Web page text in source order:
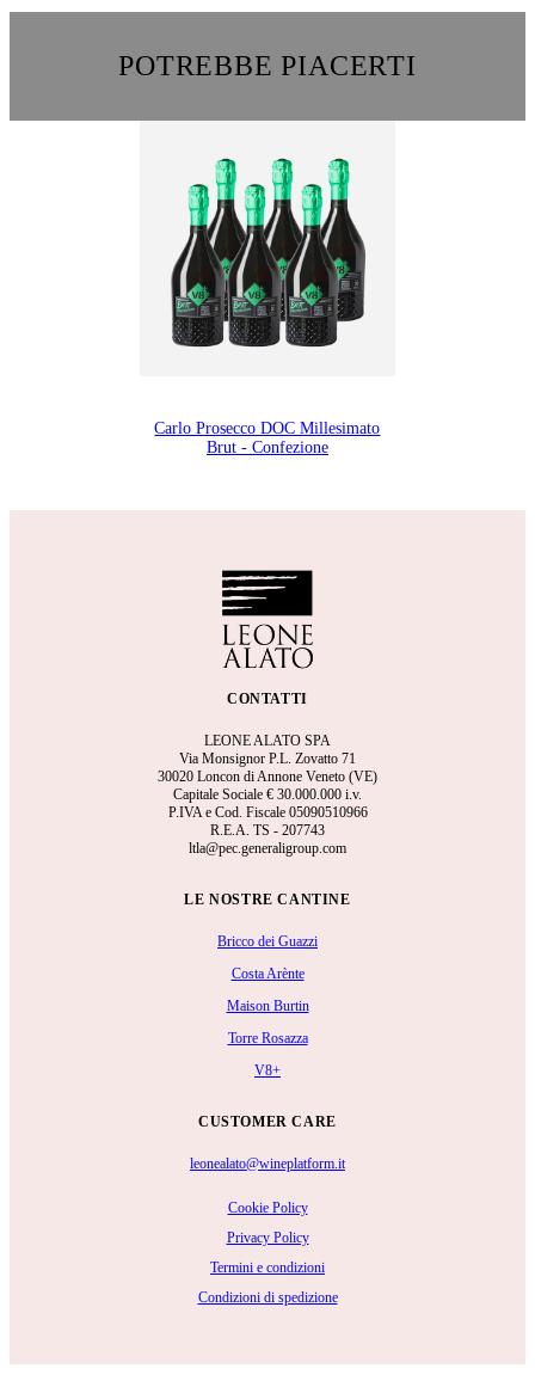
POTREBBE PIACERTI
Carlo Prosecco DOC Millesimato
Brut - Confezione
CONTATTI
LEONE ALATO SPA
Via Monsignor P.L. Zovatto 71
30020 Loncon di Annone Veneto (VE)
Capitale Sociale € 30.000.000 i.v.
P.IVA e Cod. Fiscale 05090510966
R.E.A. TS - 207743
ltla@pec.generaligroup.com
LE NOSTRE CANTINE
Bricco dei Guazzi
Costa Arènte
Maison Burtin
Torre Rosazza
V8+
CUSTOMER CARE
leonealato@wineplatform.it
Cookie Policy
Privacy Policy
Termini e condizioni
Condizioni di spedizione